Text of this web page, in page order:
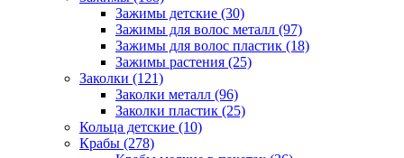
Зажимы детские (30)
Зажимы для волос металл (97)
Зажимы для волос пластик (18)
Зажимы растения (25)
Заколки (121)
Заколки металл (96)
Заколки пластик (25)
Кольца детские (10)
Крабы (278)